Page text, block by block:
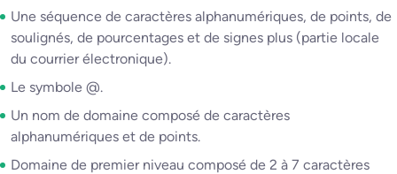
Une séquence de caractères alphanumériques, de points, de
soulignés, de pourcentages et de signes plus (partie locale
du courrier électronique).
Le symbole @.
Un nom de domaine composé de caractères
alphanumériques et de points.
Domaine de premier niveau composé de 2 à 7 caractères